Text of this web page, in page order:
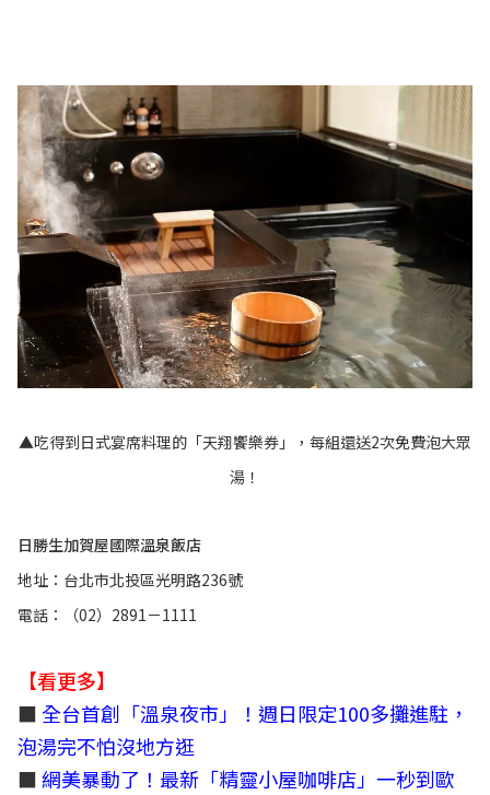
▲吃得到日式宴席料理的「天翔饗樂券」，每組還送2次免費泡大眾
湯！
日勝生加賀屋國際溫泉飯店
地址：台北市北投區光明路236號
電話：（02）2891－1111
【看更多】
■ 全台首創「溫泉夜市」！週日限定100多攤進駐，
泡湯完不怕沒地方逛
■網美暴動了！最新「精靈小屋咖啡店」一秒到歐